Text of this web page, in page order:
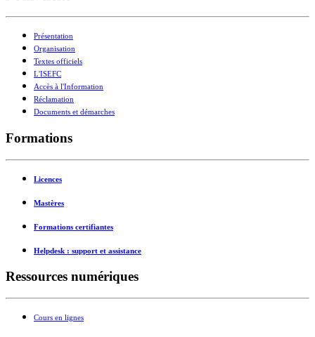
Présentation
Organisation
Textes officiels
L'ISEFC
Accès à l'Information
Réclamation
Documents et démarches
Formations
Licences
Mastères
Formations certifiantes
Helpdesk : support et assistance
Ressources numériques
Cours en lignes